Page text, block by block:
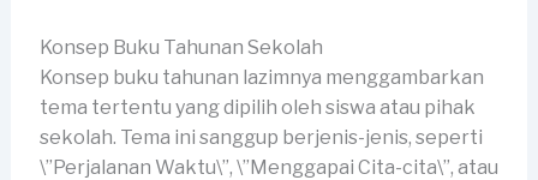
Konsep Buku Tahunan Sekolah
Konsep buku tahunan lazimnya menggambarkan
tema tertentu yang dipilih oleh siswa atau pihak
sekolah. Tema ini sanggup berjenis-jenis, seperti
\”Perjalanan Waktu\”, \”Menggapai Cita-cita\”, atau